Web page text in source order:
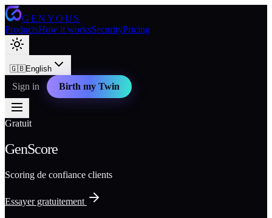
GENYOUS
ProductsHow it worksSecurityPricing
🇬🇧English
Sign in Birth my Twin
Gratuit
GenScore
Scoring de confiance clients
Essayer gratuitement